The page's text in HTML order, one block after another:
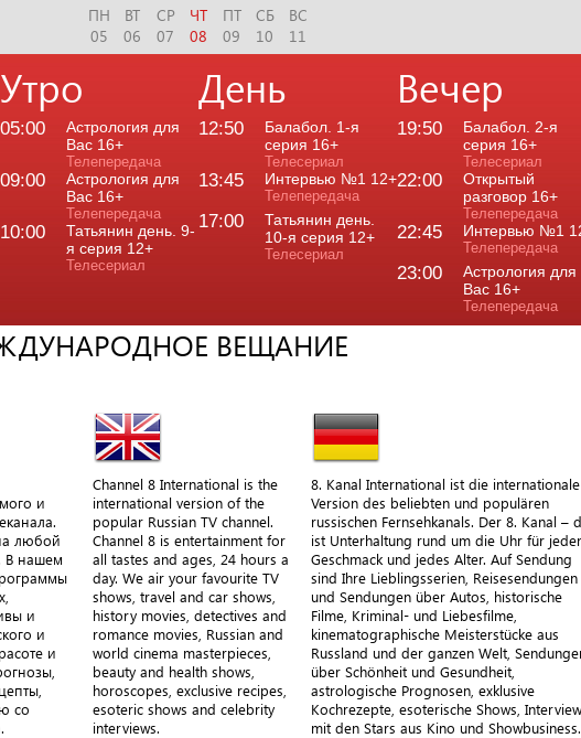
ПН
05
ВТ
06
СР
07
ЧТ
08
ПТ
09
СБ
10
ВС
11
Утро
05:00
Астрология для
Вас 16+
Телепередача
09:00
Астрология для
Вас 16+
Телепередача
10:00
Татьянин день. 9-
я серия 12+
Телесериал
День
12:50
Балабол. 1-я
серия 16+
Телесериал
13:45 Интервью №1 12+
Телепередача
17:00
Татьянин день.
10-я серия 12+
Телесериал
Вечер
19:50
Балабол. 2-я
серия 16+
Телесериал
22:00
Открытый
разговор 16+
Телепередача
22:45 Интервью №1
Телепередача
23:00
Астрология для
Вас 16+
Телепередача
ВЕЩАНИЕ
и
любой
В нашем
и
и
и
со
Channel 8 International is the
international version of the
popular Russian TV channel.
Channel 8 is entertainment for
all tastes and ages, 24 hours a
day. We air your favourite TV
shows, travel and car shows,
history movies, detectives and
romance movies, Russian and
world cinema masterpieces,
beauty and health shows,
horoscopes, exclusive recipes,
esoteric shows and celebrity
interviews.
8. Kanal International ist die internationale
Version des beliebten und populären
russischen Fernsehkanals. Der 8. Kanal –
ist Unterhaltung rund um die Uhr für
Geschmack und jedes Alter. Auf Sendung
sind Ihre Lieblingsserien, Reisesendungen
und Sendungen über Autos, historische
Filme, Kriminal- und Liebesfilme,
kinematographische Meisterstücke aus
Russland und der ganzen Welt,
über Schönheit und Gesundheit,
astrologische Prognosen, exklusive
Kochrezepte, esoterische Shows,
mit den Stars aus Kino und Showbusiness.